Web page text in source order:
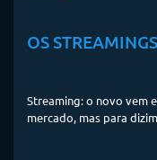
OS
Streaming: o novo vem
mercado, mas para